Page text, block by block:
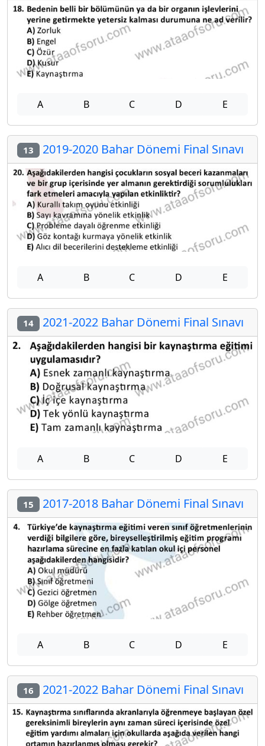
A B C D E
13 2019-2020 Bahar Dönemi Final Sınavı
A B C D E
14 2021-2022 Bahar Dönemi Final Sınavı
A B C D E
15 2017-2018 Bahar Dönemi Final Sınavı
A B C D E
16 2021-2022 Bahar Dönemi Final Sınavı